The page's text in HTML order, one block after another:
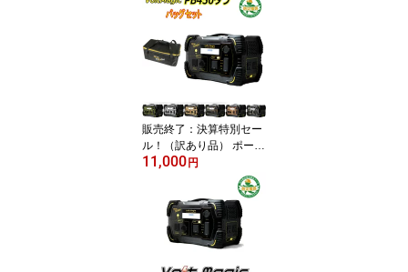
販売終了：決算特別セー
ル！（訳あり品） ポータ
ブル電源 家庭用蓄電池
大容量 ポータブルバッテ
リー 小型 軽量 PB450タ
フバッグセット ラジコン
バッテリー充電 PB450
タフ+専用バッグ ソーラ
11,000円